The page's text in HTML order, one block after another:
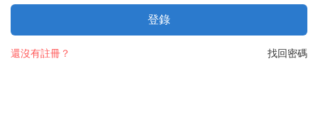
登錄
找回密碼
還沒有註冊？